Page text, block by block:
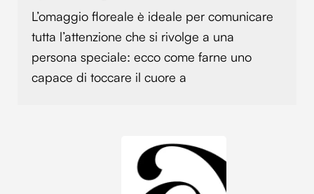
L’omaggio floreale è ideale per comunicare
tutta l’attenzione che si rivolge a una
persona speciale: ecco come farne uno
capace di toccare il cuore a